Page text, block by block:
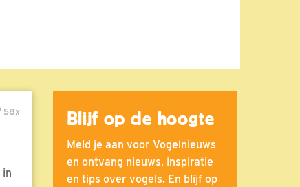
58x
in
Blijf op de hoogte
Meld je aan voor Vogelnieuws
en ontvang nieuws, inspiratie
en tips over vogels. En blijf op